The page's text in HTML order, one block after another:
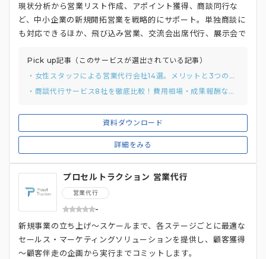
資料ダウンロード
詳細をみる
現状分析から営業リスト作成、アポイント獲得、商談同行な
ど、中小企業の新規開拓営業を戦略的にサポート。単独商談に
も対応できるほか、飛び込み営業、交流会出席代行、展示会で
です。女性ならではの傾聴力や共感力を活かした営業支援で事
業を成功へと導きます。
Pick up記事（このサービスが選出されている記事）
・女性スタッフによる営業代行会社14選。メリットと3つの比較ポイント
・商談代行サービス8社を徹底比較！費用相場・成果報酬などの選定基準も紹介！
プロセルトラクション 営業代行
営業代行
-
新規事業の立ち上げ～スケールまで、各ステージごとに最適な
セールス・マーケティングソリューションを提供し、顧客獲得
～顧客伴走の企画から実行までコミットします。